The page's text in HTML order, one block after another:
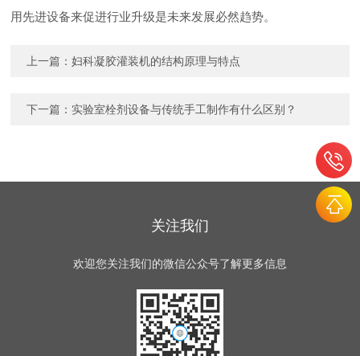
用先进设备来促进行业升级是未来发展必然趋势。
上一篇：妇科凝胶灌装机的结构原理与特点
下一篇： 实验室栓剂设备与传统手工制作有什么区别？
关注我们
欢迎您关注我们的微信公众号了解更多信息